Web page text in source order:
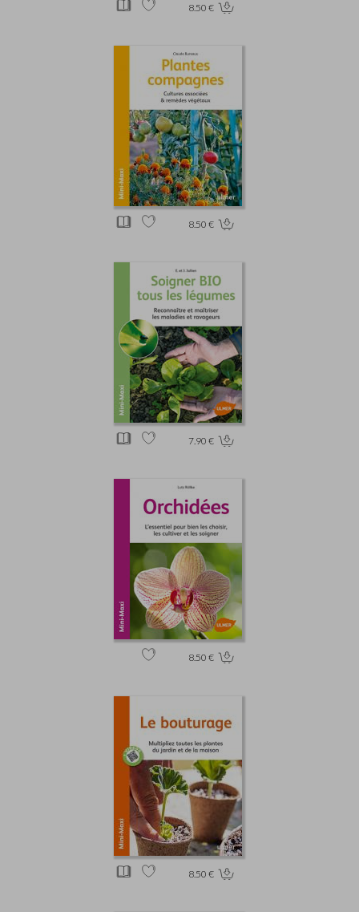
8.50 €
8.50 €
7.90 €
8.50 €
8.50 €